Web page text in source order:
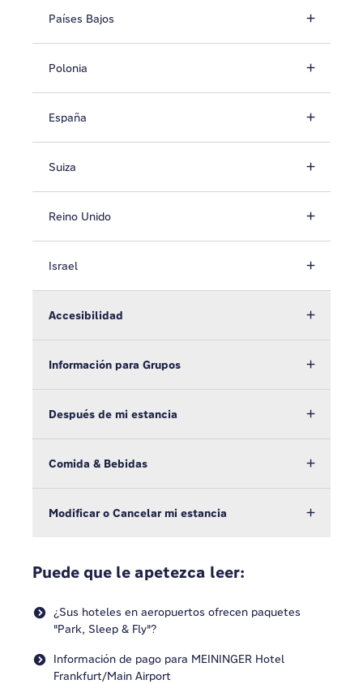
Países Bajos
Polonia
España
Suiza
Reino Unido
Israel
Accesibilidad
Información para Grupos
Después de mi estancia
Comida & Bebidas
Modificar o Cancelar mi estancia
Puede que le apetezca leer:
¿Sus hoteles en aeropuertos ofrecen paquetes
"Park, Sleep & Fly"?
Información de pago para MEININGER Hotel
Frankfurt/Main Airport